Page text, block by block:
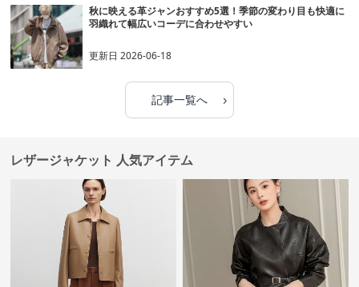
秋に映える革ジャンおすすめ5選！季節の変わり目も快適に
羽織れて幅広いコーデに合わせやすい
更新日2026-06-18
記事一覧へ ›
レザージャケット 人気アイテム